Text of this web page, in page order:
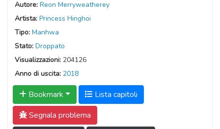
Autore: Reon Merryweatherey
Artista: Princess Hinghoi
Tipo: Manhwa
Stato: Droppato
Visualizzazioni: 204126
Anno di uscita: 2018
Bookmark
Lista capitoli
Segnala problema